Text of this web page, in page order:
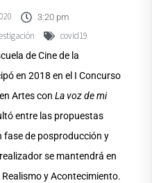
3:20 pm
covid19
de Cine de la
en 2018 en el I Concurso
Artes con La voz de mi
entre las propuestas
fase de posproducción y
se mantendrá en
y Acontecimiento.